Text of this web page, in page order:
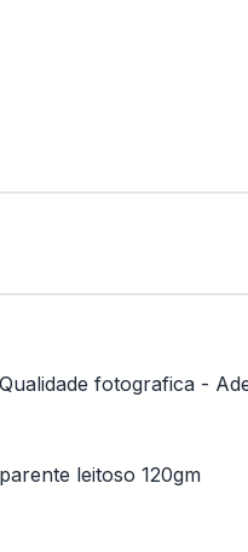
fotografica -
leitoso 120gm